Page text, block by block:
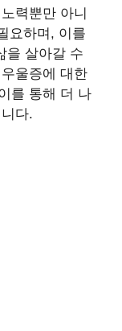
력뿐만 아니
요하며, 이를
을 살아갈 수
울증에 대한
를 통해 더 나
다.